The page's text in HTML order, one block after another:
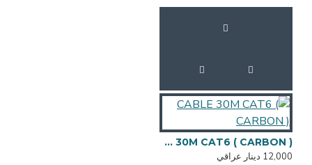
CABLE 30M CAT6 ( CARBON )
12,000 دينار عراقي